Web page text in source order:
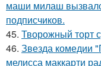
маши милаш
подписчиков.
45. Творожный торт
46. Звезда комедии
мелисса маккарти